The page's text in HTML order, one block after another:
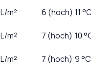
L/m² 6 (hoch) 11
L/m² 7 (hoch) 10
L/m² 7 (hoch) 9 °C